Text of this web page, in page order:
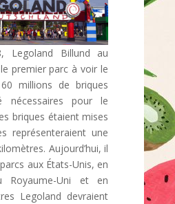
Legoland Billund au
premier parc à voir le
millions de briques
nécessaires pour le
briques étaient mises
représenteraient une
Aujourd’hui, il
aux États-Unis, en
Royaume-Uni et en
Legoland devraient